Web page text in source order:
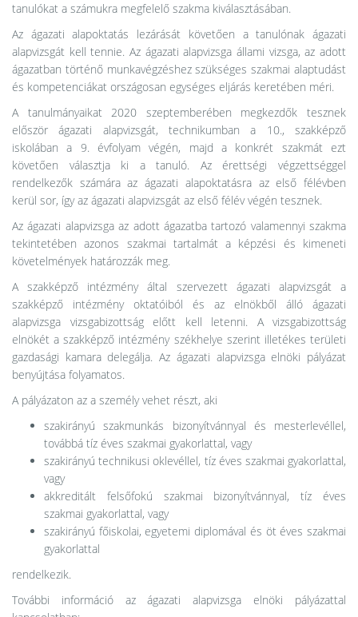
tanulókat a számukra megfelelő szakma kiválasztásában.
Az ágazati alapoktatás lezárását követően a tanulónak ágazati
alapvizsgát kell tennie. Az ágazati alapvizsga állami vizsga, az adott
ágazatban történő munkavégzéshez szükséges szakmai alaptudást
és kompetenciákat országosan egységes eljárás keretében méri.
A tanulmányaikat 2020 szeptemberében megkezdők tesznek
először ágazati alapvizsgát, technikumban a 10., szakképző
iskolában a 9. évfolyam végén, majd a konkrét szakmát ezt
követően választja ki a tanuló. Az érettségi végzettséggel
rendelkezők számára az ágazati alapoktatásra az első félévben
kerül sor, így az ágazati alapvizsgát az első félév végén tesznek.
Az ágazati alapvizsga az adott ágazatba tartozó valamennyi szakma
tekintetében azonos szakmai tartalmát a képzési és kimeneti
követelmények határozzák meg.
A szakképző intézmény által szervezett ágazati alapvizsgát a
szakképző intézmény oktatóiból és az elnökből álló ágazati
alapvizsga vizsgabizottság előtt kell letenni. A vizsgabizottság
elnökét a szakképző intézmény székhelye szerint illetékes területi
gazdasági kamara delegálja. Az ágazati alapvizsga elnöki pályázat
benyújtása folyamatos.
A pályázaton az a személy vehet részt, aki
szakirányú szakmunkás bizonyítvánnyal és mesterlevéllel,
továbbá tíz éves szakmai gyakorlattal, vagy
szakirányú technikusi oklevéllel, tíz éves szakmai gyakorlattal,
vagy
akkreditált felsőfokú szakmai bizonyítvánnyal, tíz éves
szakmai gyakorlattal, vagy
szakirányú főiskolai, egyetemi diplomával és öt éves szakmai
gyakorlattal
rendelkezik.
További információ az ágazati alapvizsga elnöki pályázattal